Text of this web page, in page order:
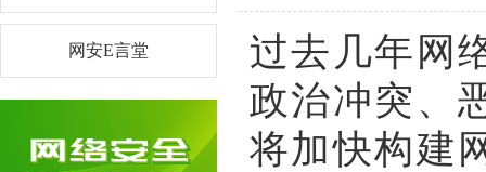
网安E言堂
过去几年网
政治冲突、
将加快构建